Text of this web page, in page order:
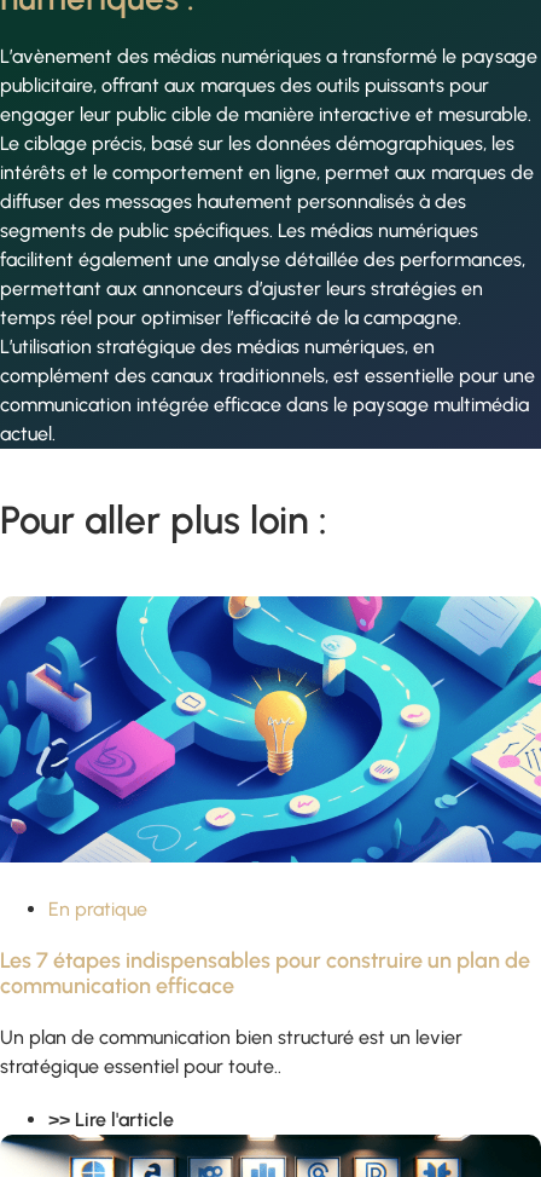
L’avènement des médias numériques a transformé le paysage
publicitaire, offrant aux marques des outils puissants pour
engager leur public cible de manière interactive et mesurable.
Le ciblage précis, basé sur les données démographiques, les
intérêts et le comportement en ligne, permet aux marques de
diffuser des messages hautement personnalisés à des
segments de public spécifiques. Les médias numériques
facilitent également une analyse détaillée des performances,
permettant aux annonceurs d’ajuster leurs stratégies en
temps réel pour optimiser l’efficacité de la campagne.
L’utilisation stratégique des médias numériques, en
complément des canaux traditionnels, est essentielle pour une
communication intégrée efficace dans le paysage multimédia
actuel.
Pour aller plus loin :
En pratique
Les 7 étapes indispensables pour construire un plan de
communication efficace
Un plan de communication bien structuré est un levier
stratégique essentiel pour toute..
>> Lire l'article